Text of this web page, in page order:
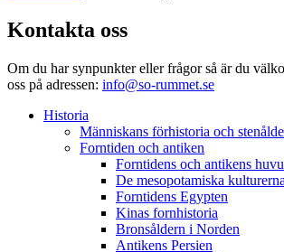
Kontakta oss
Om du har synpunkter eller frågor så är du
oss på adressen: info@so-rummet.se
Historia
Människans förhistoria och
Forntiden och antiken
Forntidens och antikens
De mesopotamiska kulturerna
Forntidens Egypten
Kinas fornhistoria
Bronsåldern i Norden
Antikens Persien